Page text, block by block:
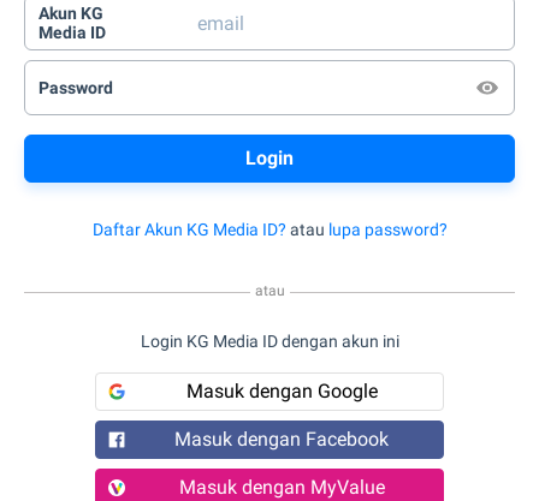
Akun KG
Media ID
Password
Daftar Akun KG Media ID? atau lupa password?
atau
Login KG Media ID dengan akun ini
Masuk dengan Google
Masuk dengan Facebook
Masuk dengan MyValue